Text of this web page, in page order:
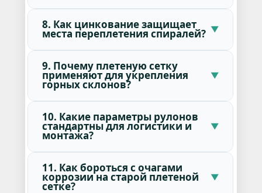
8. Как цинкование защищает
места переплетения спиралей?
9. Почему плетеную сетку
применяют для укрепления
горных склонов?
10. Какие параметры рулонов
стандартны для логистики и
монтажа?
11. Как бороться с очагами
коррозии на старой плетеной
сетке?